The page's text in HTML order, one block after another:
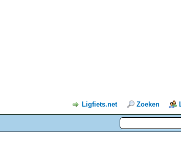
Ligfiets.net Zoeken